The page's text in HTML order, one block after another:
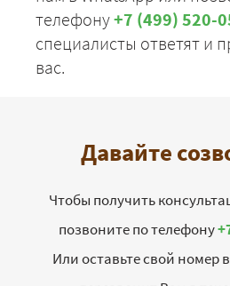
телефону+7 (499) 520-
специалисты ответят и
вас.
Давайте
Чтобы получить
позвоните по телефону
Или оставьте свой номер